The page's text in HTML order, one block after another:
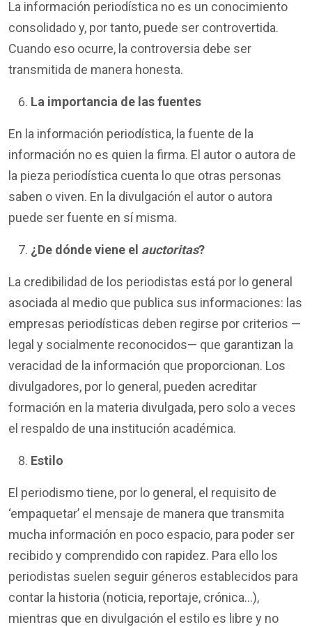
La información periodística no es un conocimiento
consolidado y, por tanto, puede ser controvertida.
Cuando eso ocurre, la controversia debe ser
transmitida de manera honesta.
La importancia de las fuentes
En la información periodística, la fuente de la
información no es quien la firma. El autor o autora de
la pieza periodística cuenta lo que otras personas
saben o viven. En la divulgación el autor o autora
puede ser fuente en sí misma.
¿De dónde viene el auctoritas?
La credibilidad de los periodistas está por lo general
asociada al medio que publica sus informaciones: las
empresas periodísticas deben regirse por criterios —
legal y socialmente reconocidos— que garantizan la
veracidad de la información que proporcionan. Los
divulgadores, por lo general, pueden acreditar
formación en la materia divulgada, pero solo a veces
el respaldo de una institución académica.
Estilo
El periodismo tiene, por lo general, el requisito de
‘empaquetar’ el mensaje de manera que transmita
mucha información en poco espacio, para poder ser
recibido y comprendido con rapidez. Para ello los
periodistas suelen seguir géneros establecidos para
contar la historia (noticia, reportaje, crónica…),
mientras que en divulgación el estilo es libre y no